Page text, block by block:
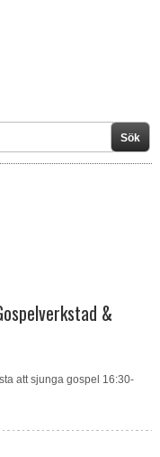
&
att sjunga gospel 16:30-